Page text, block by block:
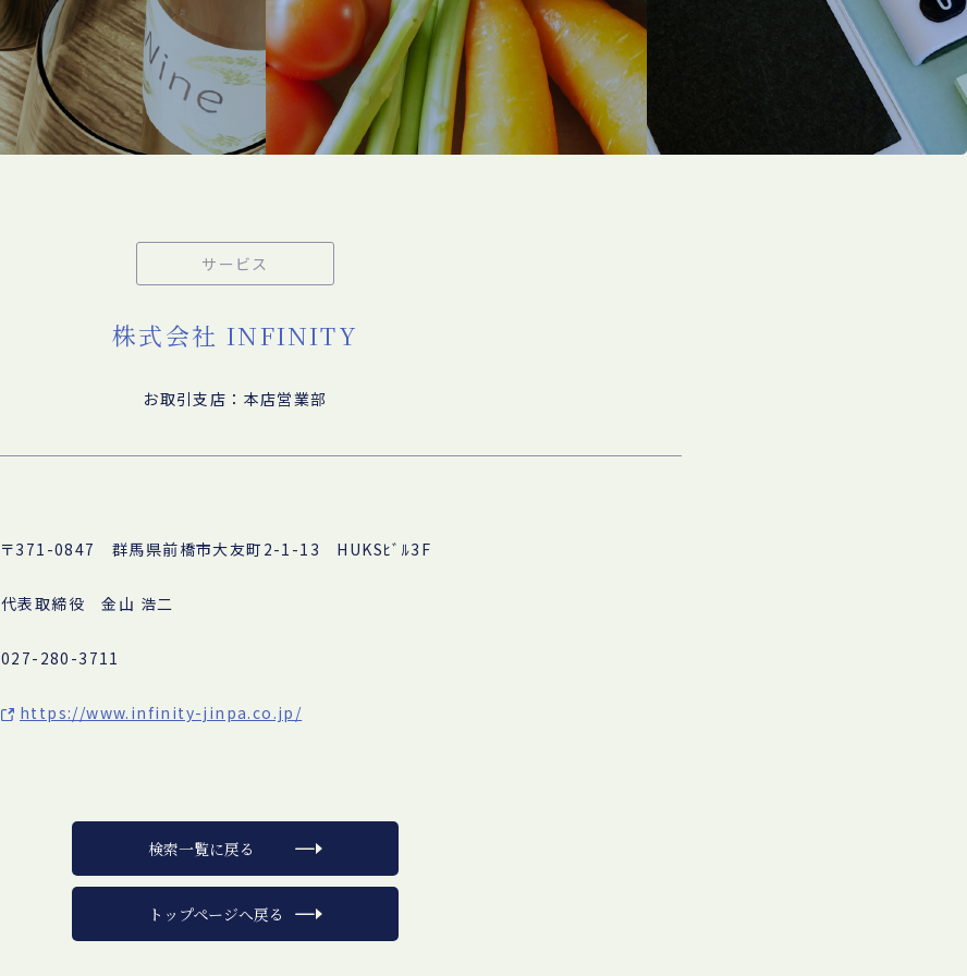
サービス
株式会社 INFINITY
お取引支店：本店営業部
〒371-0847 群馬県前橋市大友町2-1-13 HUKSﾋﾞﾙ3F
代表取締役 金山 浩二
027-280-3711
https://www.infinity-jinpa.co.jp/
検索一覧に戻る
トップページへ戻る